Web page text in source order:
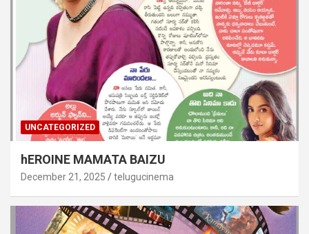
UNCATEGORIZED
hEROINE MAMATA BAIZU
December 21, 2025 telugucinema